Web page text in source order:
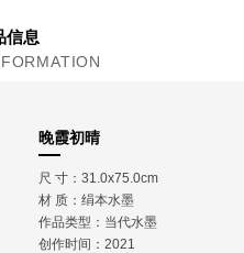
信息
晚霞初晴
尺 寸：31.0x75.0cm
材 质： 绢本水墨
作品类型：当代水墨
创作时间：2021